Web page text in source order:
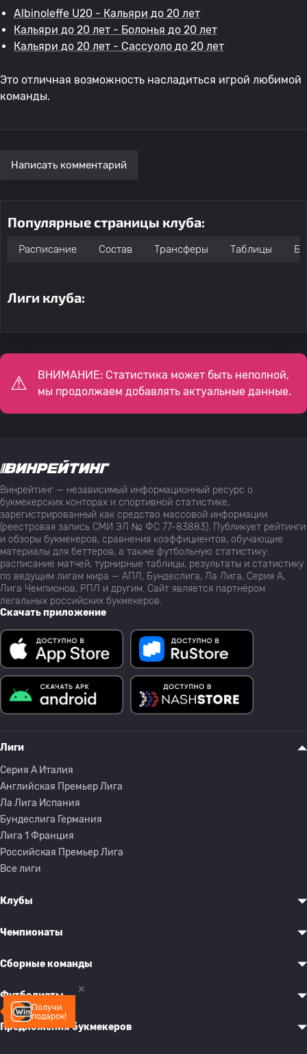
Albinoleffe U20 - Кальяри до 20 лет
Кальяри до 20 лет - Болонья до 20 лет
Кальяри до 20 лет - Сассуоло до 20 лет
Это отличная возможность насладиться игрой любимой
команды.
Написать комментарий
Популярные страницы клуба:
Расписание Состав Трансферы Таблицы
Лиги клуба:
ВНИМАНИЕ: Статистика может быть неполной,
мы продолжаем добавлять актуальные данные.
Получи
подарок!
Винрейтинг — независимый информационный ресурс о
букмекерских конторах и спортивной статистике,
зарегистрированный как средство массовой информации
(реестровая запись СМИ ЭЛ № ФС 77-83883). Публикует рейтинги
и обзоры букмекеров, сравнения коэффициентов, обучающие
материалы для беттеров, а также футбольную статистику:
расписание матчей, турнирные таблицы, результаты и статистику
по ведущим лигам мира — АПЛ, Бундеслига, Ла Лига, Серия А,
Лига Чемпионов, РПЛ и другим. Сайт является партнёром
легальных российских букмекеров.
Скачать приложение
Лиги
Серия A Италия
Английская Премьер Лига
Ла Лига Испания
Бундеслига Германия
Лига 1 Франция
Российская Премьер Лига
Все лиги
Клубы
Чемпионаты
Сборные команды
Футболисты
Предложения букмекеров